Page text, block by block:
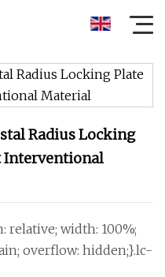
Radius Locking
Interventional
width: 100%;
overflow: hidden;}.lc-